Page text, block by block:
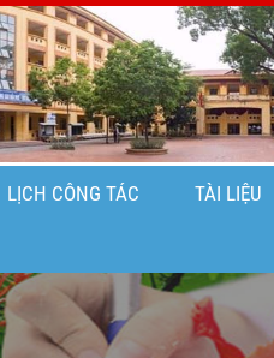
LỊCH CÔNG TÁC TÀI LIỆU